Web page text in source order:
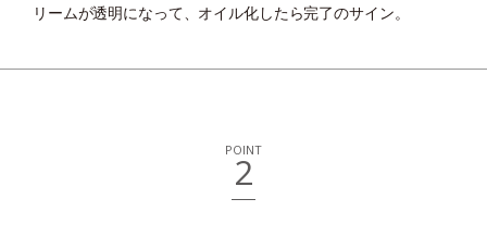
リームが透明になって、オイル化したら完了のサイン。
POINT
2